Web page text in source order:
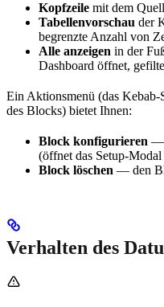
Kopfzeile mit dem
Tabellenvorschau der
begrenzte Anzahl von
Alle anzeigen in der
Dashboard öffnet,
Ein Aktionsmenü (das
des Blocks) bietet Ihnen:
Block konfigurieren —
(öffnet das Setup-Modal
Block löschen — den
Verhalten des